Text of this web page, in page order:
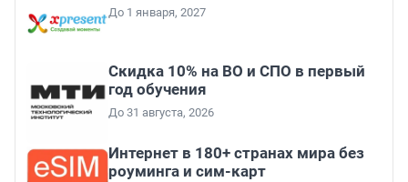
До 1 января, 2027
Скидка 10% на ВО и СПО в первый
год обучения
До 31 августа, 2026
Интернет в 180+ странах мира без
роуминга и сим-карт